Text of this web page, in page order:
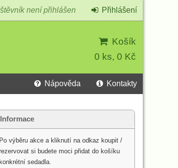
Košík
0 ks, 0 Kč
není přihlášen Přihlášení
Nápověda Kontakty
Informace
Po výběru akce a kliknutí na odkaz koupit /
si budete moci přidat do košíku
konkrétní sedadla.